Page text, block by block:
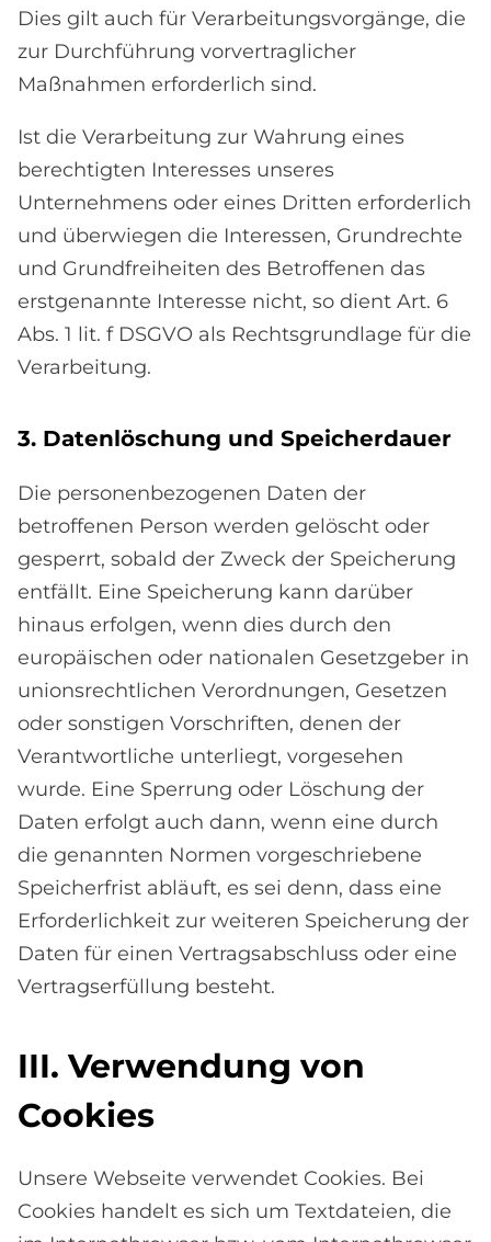
Dies gilt auch für Verarbeitungsvorgänge, die
zur Durchführung vorvertraglicher
Maßnahmen erforderlich sind.
Ist die Verarbeitung zur Wahrung eines
berechtigten Interesses unseres
Unternehmens oder eines Dritten erforderlich
und überwiegen die Interessen, Grundrechte
und Grundfreiheiten des Betroffenen das
erstgenannte Interesse nicht, so dient Art. 6
Abs. 1 lit. f DSGVO als Rechtsgrundlage für die
Verarbeitung.
3. Da­ten­lö­schung und Spei­cher­dau­er
Die personenbezogenen Daten der
betroffenen Person werden gelöscht oder
gesperrt, sobald der Zweck der Speicherung
entfällt. Eine Speicherung kann darüber
hinaus erfolgen, wenn dies durch den
europäischen oder nationalen Gesetzgeber in
unionsrechtlichen Verordnungen, Gesetzen
oder sonstigen Vorschriften, denen der
Verantwortliche unterliegt, vorgesehen
wurde. Eine Sperrung oder Löschung der
Daten erfolgt auch dann, wenn eine durch
die genannten Normen vorgeschriebene
Speicherfrist abläuft, es sei denn, dass eine
Erforderlichkeit zur weiteren Speicherung der
Daten für einen Vertragsabschluss oder eine
Vertragserfüllung besteht.
III. Ver­wen­dung von
Coo­kies
Unsere Webseite verwendet Cookies. Bei
Cookies handelt es sich um Textdateien, die